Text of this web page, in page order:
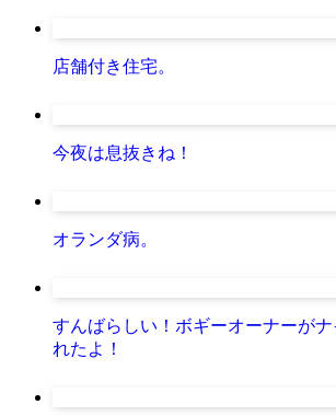
店舗付き住宅。
今夜は息抜きね！
オランダ病。
すんばらしい！ボギーオーナーが
れたよ！